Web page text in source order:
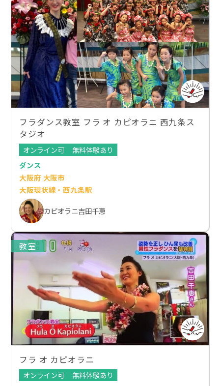
フラダンス教室 フラ オ カピオラニ 西九条ス
タジオ
オンライン可
無料体験あり
ダンス
大阪府 大阪市
大阪環状線・西九条駅
カピオラニ吉田千恵
教室
フラ オ カピオラニ
オンライン可
無料体験あり